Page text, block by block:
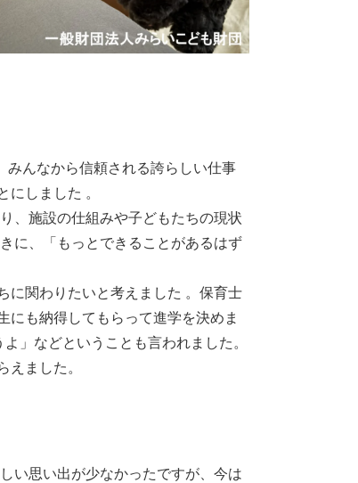
みんなから信頼される誇らしい仕事
しました 。
、施設の仕組みや子どもたちの現状
に、「もっとできることがあるはず
に関わりたいと考えました 。保育士
にも納得してもらって進学を決めま
」などということも言われました。
ました。
い思い出が少なかったですが、今は